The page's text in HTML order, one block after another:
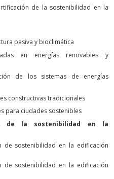
de la sostenibilidad en la
pasiva y bioclimática
en energías renovables y
de los sistemas de energías
constructivas tradicionales
para ciudades sostenibles
de la sostenibilidad en la
de sostenibilidad en la edificación
de sostenibilidad en la edificación